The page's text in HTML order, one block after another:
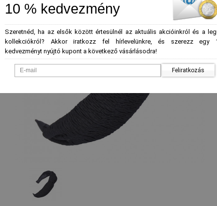
10 % kedvezmény
Szeretnéd, ha az elsők között értesülnél az aktuális akcióinkról és a
kollekciókról? Akkor iratkozz fel hírlevelünkre, és szerezz egy
kedvezményt nyújtó kupont a következő vásárlásodra!
Feliratkozás